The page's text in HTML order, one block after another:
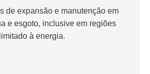
de expansão e manutenção em
e esgoto, inclusive em regiões
à energia.